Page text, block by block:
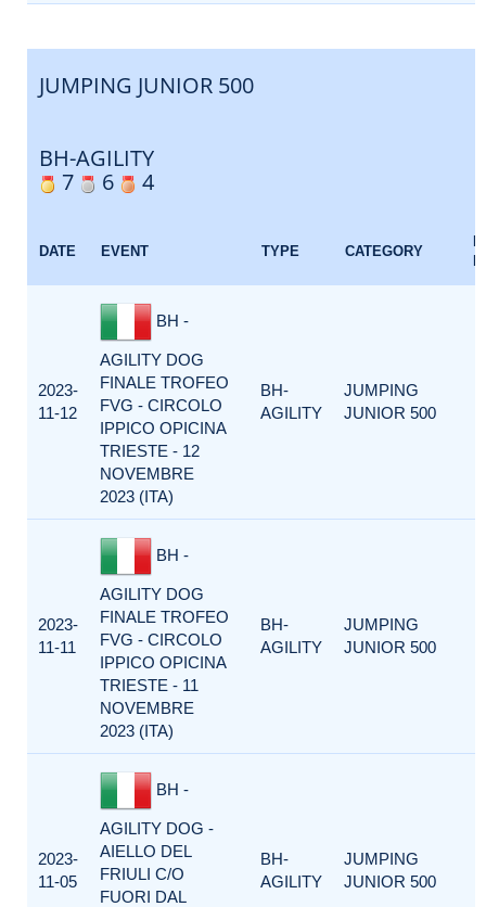
JUMPING JUNIOR 500
BH-AGILITY
7
6 4
DATE EVENT TYPE CATEGORY
2023-
11-12
BH -
AGILITY DOG
FINALE TROFEO
FVG - CIRCOLO
IPPICO OPICINA
TRIESTE - 12
NOVEMBRE
2023 (ITA)
BH-
AGILITY
JUMPING
JUNIOR 500
2023-
11-11
BH -
AGILITY DOG
FINALE TROFEO
FVG - CIRCOLO
IPPICO OPICINA
TRIESTE - 11
NOVEMBRE
2023 (ITA)
BH-
AGILITY
JUMPING
JUNIOR 500
2023-
11-05
BH -
AGILITY DOG -
AIELLO DEL
FRIULI C/O
FUORI DAL
BH-
AGILITY
JUMPING
JUNIOR 500